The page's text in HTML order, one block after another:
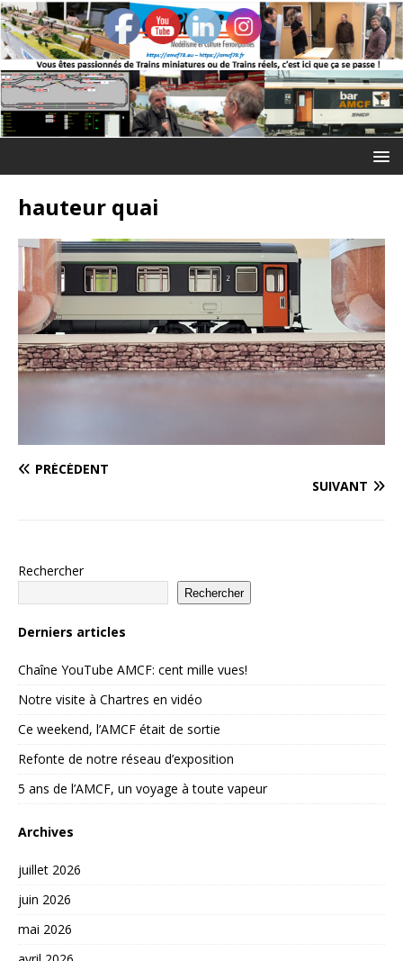
hauteur quai
PRÉCÉDENT
SUIVANT
Rechercher
Rechercher
Derniers articles
Chaîne YouTube AMCF: cent mille vues!
Notre visite à Chartres en vidéo
Ce weekend, l’AMCF était de sortie
Refonte de notre réseau d’exposition
5 ans de l’AMCF, un voyage à toute vapeur
Archives
juillet 2026
juin 2026
mai 2026